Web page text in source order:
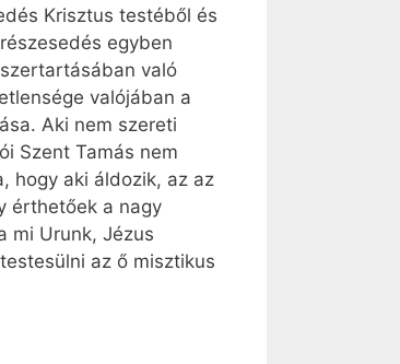
Krisztus testéből és
egyben
való
valójában a
Aki nem szereti
Szent Tamás nem
hogy aki áldozik, az az
érthetőek a nagy
mi Urunk, Jézus
az ő misztikus